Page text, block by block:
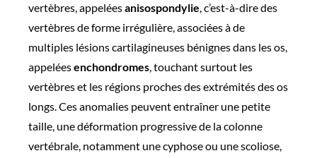
vertèbres, appeléesanisospondylie, c’est-à-dire des
vertèbres de forme irrégulière, associées à de
multiples lésions cartilagineuses bénignes dans les os,
appeléesenchondromes, touchant surtout les
vertèbres et les régions proches des extrémités des os
longs. Ces anomalies peuvent entraîner une petite
taille, une déformation progressive de la colonne
vertébrale, notamment une cyphose ou une scoliose,